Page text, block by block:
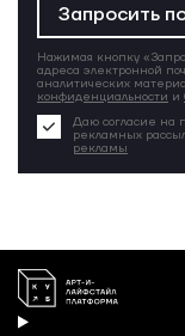
Запросить
Нажимая кнопку
адреса электронной
аналитических
конфиденциальности и
Даю согласие на
рекламных
рекламы